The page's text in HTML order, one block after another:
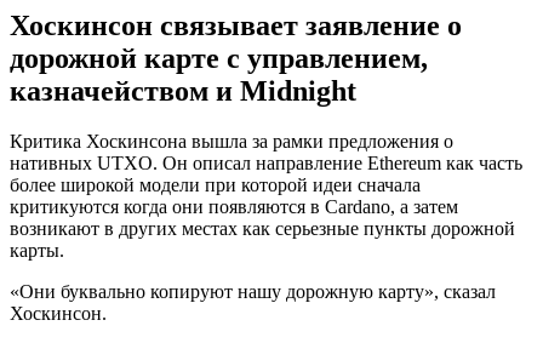
Хоскинсон связывает заявление о
дорожной карте с управлением,
казначейством и Midnight
Критика Хоскинсона вышла за рамки предложения о
нативных UTXO. Он описал направление Ethereum как часть
более широкой модели при которой идеи сначала
критикуются когда они появляются в Cardano, а затем
возникают в других местах как серьезные пункты дорожной
карты.
«Они буквально копируют нашу дорожную карту», сказал
Хоскинсон.